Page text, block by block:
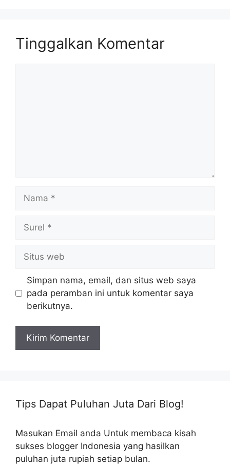
Tinggalkan Komentar
Nama
Surel
Situs
web
Simpan nama, email, dan situs web saya
pada peramban ini untuk komentar saya
berikutnya.
Tips Dapat Puluhan Juta Dari Blog!
Masukan Email anda Untuk membaca kisah
sukses blogger Indonesia yang hasilkan
puluhan juta rupiah setiap bulan.